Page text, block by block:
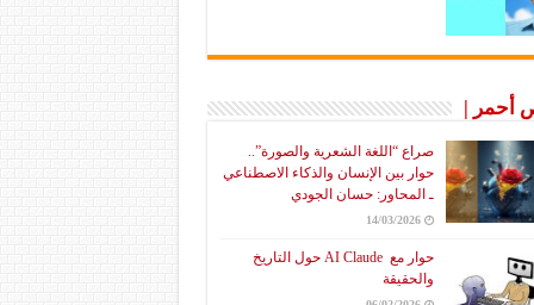
أحمر |
صراع “اللغة الشعرية والصورة”..
حوار بين الإنسان والذكاء الاصطناعي
ـ المحاور: حسان الجودي
14/03/2026
حوار مع AI Claude حول التاريخ
والحقيقة